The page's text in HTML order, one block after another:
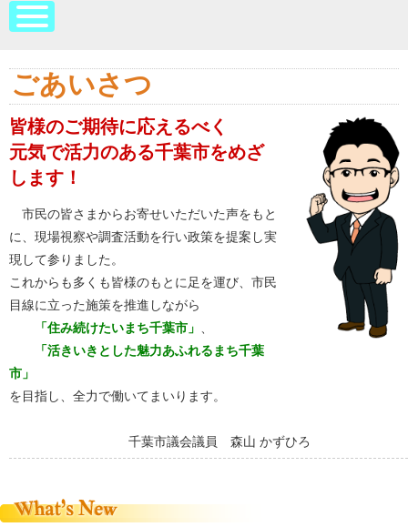
ごあいさつ
皆様のご期待に応えるべく
元気で活力のある千葉市をめざ
します！
市民の皆さまからお寄せいただいた声をもと
に、現場視察や調査活動を行い政策を提案し実
現して参りました。
これからも多くも皆様のもとに足を運び、市民
目線に立った施策を推進しながら
「住み続けたいまち千葉市」
「活きいきとした魅力あふれるまち千葉
市」
を目指し、全力で働いてまいります。
千葉市議会議員 森山 かずひろ